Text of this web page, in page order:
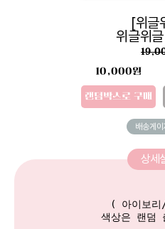
[위글
위글위글
10,000원
랜덤박스로 구매
배송게이
상세
( 아이보
색상은 랜덤